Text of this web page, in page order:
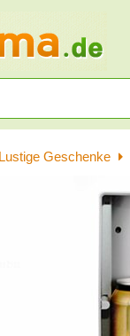
Lustige Geschenke